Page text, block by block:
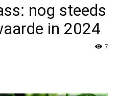
nog steeds
in 2024
7